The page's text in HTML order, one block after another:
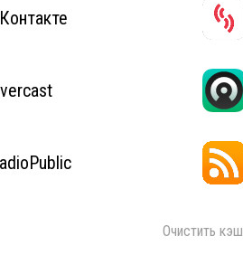
Очистить кэш